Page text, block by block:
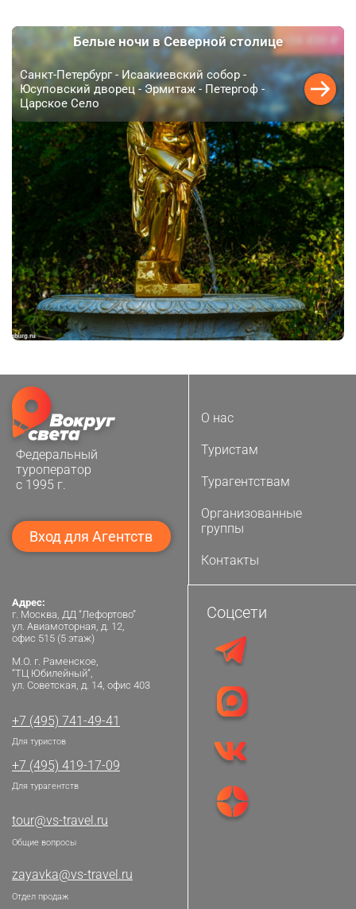
от
Белые ночи в Северной столице
Санкт-Петербург - Исаакиевский собор -
Юсуповский дворец - Эрмитаж - Петергоф -
Царское Село
Федеральный
туроператор
с 1995 г.
Вход для Агентств
О нас
Туристам
Турагентствам
Организованные
группы
Контакты
Адрес:
г. Москва, ДД “Лефортово”
ул. Авиамоторная, д. 12,
офис 515 (5 этаж)
М.О. г. Раменское,
“ТЦ Юбилейный”,
ул. Советская, д. 14, офис 403
+7 (495) 741-49-41
Для туристов
+7 (495) 419-17-09
Для турагентств
tour@vs-travel.ru
Общие вопросы
zayavka@vs-travel.ru
Отдел продаж
Соцсети